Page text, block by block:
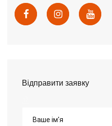
Відправити заявку
Ваше ім'я